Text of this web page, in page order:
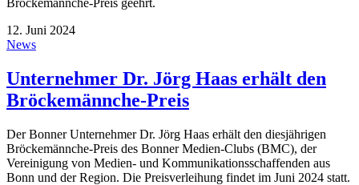
12. Juni 2024
News
Unternehmer Dr. Jörg Haas erhält den
Bröckemännche-Preis
Der Bonner Unternehmer Dr. Jörg Haas erhält den diesjährigen
Bröckemännche-Preis des Bonner Medien-Clubs (BMC), der
Vereinigung von Medien- und Kommunikationsschaffenden aus
Bonn und der Region. Die Preisverleihung findet im Juni 2024 statt.